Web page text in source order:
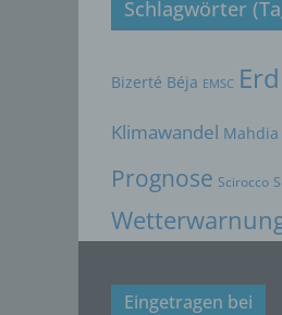
Schlagwörter
Bizerté Béja EMSC
Klimawandel Mahdia
Prognose Scirocco
Eingetragen bei